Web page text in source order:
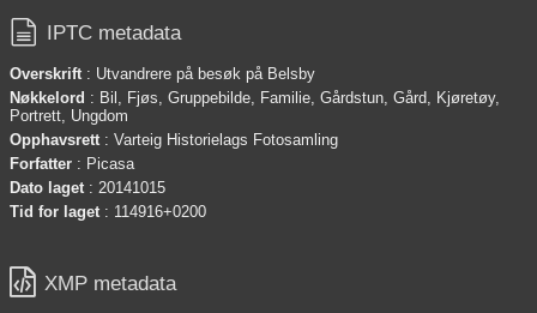
 IPTC metadata
Overskrift: Utvandrere på besøk på Belsby
Nøkkelord : Bil, Fjøs, Gruppebilde, Familie, Gårdstun, Gård, Kjøretøy,
Portrett, Ungdom
Opphavsrett: Varteig Historielags Fotosamling
Forfatter : Picasa
Dato laget: 20141015
Tid for laget: 114916+0200
 XMP metadata